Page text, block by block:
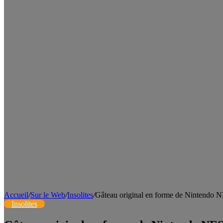
Accueil/Sur le Web/Insolites/Gâteau original en forme de Nintendo
Insolites